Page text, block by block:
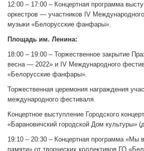
12:00 – 17:00 – Концертная программа
оркестров — участников IV
музыки «Белорусские фанфары».
Площадь им. Ленина:
18:00 – 19:00 – Торжественное закрытие
весна — 2022» и IV Международного
«Белорусские фанфары».
Торжественная церемония награждения
международного фестиваля.
Концертное выступление Городского
«Барановичский городской Дом культуры»
19:10 – 20:30 – Концертная программа «Мы
памяти» от творческих коллективов ГО